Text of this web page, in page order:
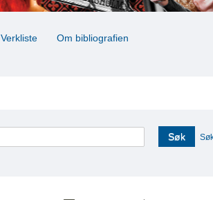
Verkliste Om bibliografien
Søk